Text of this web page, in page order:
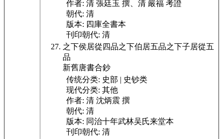
作者: 清 張廷玉 撰、清 嚴福 考證
朝代: 清
版本: 四庫全書本
刊印朝代: 清
之下侯居從四品之下伯居五品之下子居從五
品
新舊唐書合鈔
传统分类: 史部 | 史钞类
现代分类: 其他
作者: 清 沈炳震 撰
朝代: 清
版本: 同治十年武林吴氏来堂本
刊印朝代: 清